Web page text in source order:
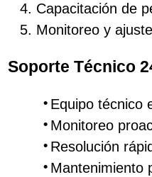
Capacitación de
Monitoreo y
Soporte Técnico
Equipo técnico
Monitoreo
Resolución
Mantenimiento